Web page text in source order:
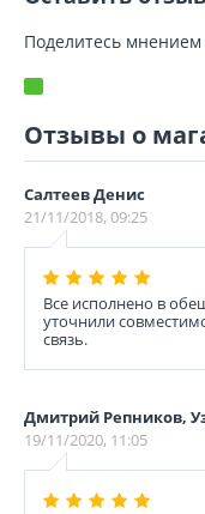
Поделитесь
Отзывы о
Салтеев Денис
21/11/2018, 09:25
Все исполнено в
уточнили
связь.
Дмитрий Репников,
19/11/2020, 11:05